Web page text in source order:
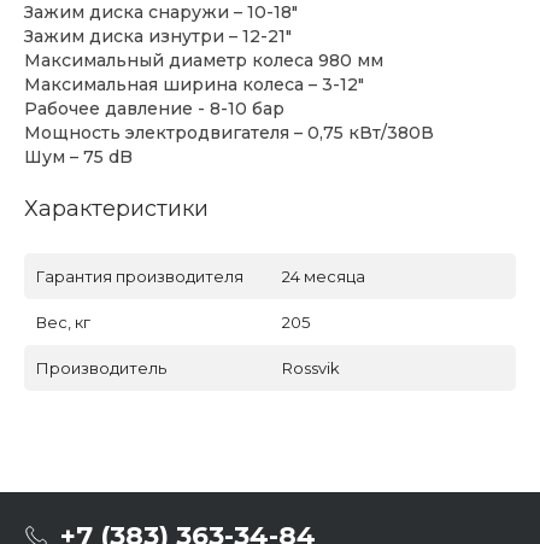
Зажим диска снаружи – 10-18"
Зажим диска изнутри – 12-21"
Максимальный диаметр колеса 980 мм
Максимальная ширина колеса – 3-12"
Рабочее давление - 8-10 бар
Мощность электродвигателя – 0,75 кВт/380В
Шум – 75 dB
Характеристики
Гарантия производителя 24 месяца
Вес, кг 205
Производитель Rossvik
+7 (383) 363-34-84